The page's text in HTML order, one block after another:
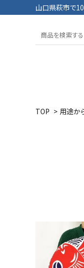
山口県萩市で
おに
TOP > 用途か